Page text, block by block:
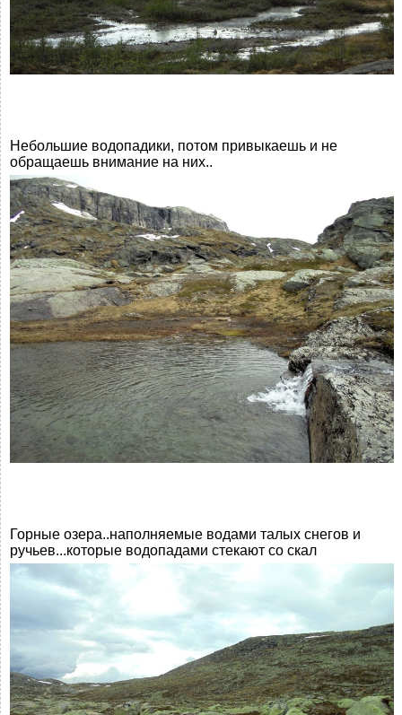
Небольшие водопадики, потом привыкаешь и не
обращаешь внимание на них..
Горные озера..наполняемые водами талых снегов и
ручьев...которые водопадами стекают со скал